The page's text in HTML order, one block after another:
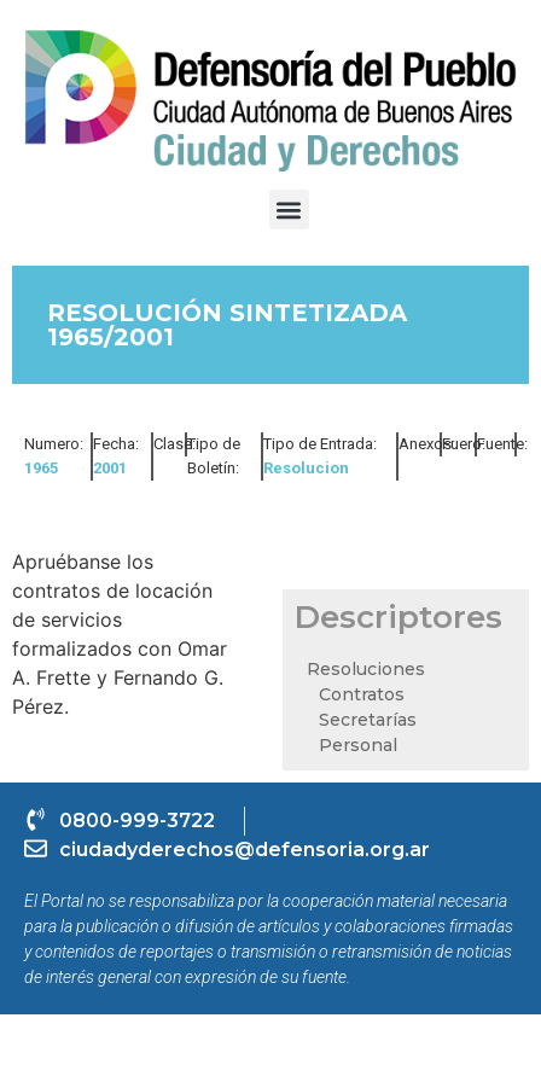
RESOLUCIÓN SINTETIZADA
1965/2001
Numero:
1965
Fecha:
2001
Clase:Tipo de
Boletín:
Tipo de Entrada:
Resolucion
Anexos:Fuero:Fuente:
Apruébanse los
contratos de locación
de servicios
formalizados con Omar
A. Frette y Fernando G.
Pérez.
Descriptores
Resoluciones
Contratos
Secretarías
Personal
0800-999-3722
ciudadyderechos@defensoria.org.ar
El Portal no se responsabiliza por la cooperación material necesaria
para la publicación o difusión de artículos y colaboraciones firmadas
y contenidos de reportajes o transmisión o retransmisión de noticias
de interés general con expresión de su fuente.